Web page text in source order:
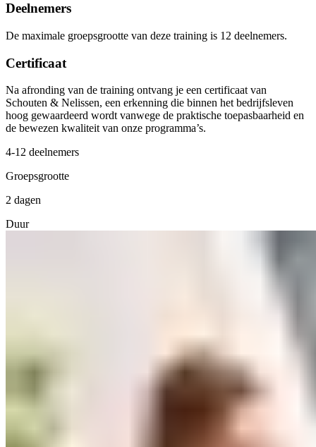
Deelnemers
De maximale groepsgrootte van deze training is 12 deelnemers.
Certificaat
Na afronding van de training ontvang je een certificaat van
Schouten & Nelissen, een erkenning die binnen het bedrijfsleven
hoog gewaardeerd wordt vanwege de praktische toepasbaarheid en
de bewezen kwaliteit van onze programma’s.
4-12 deelnemers
Groepsgrootte
2 dagen
Duur